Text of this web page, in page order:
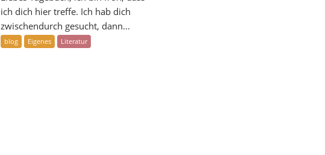
ich dich hier treffe. Ich hab dich
zwischendurch gesucht, dann...
blog Eigenes Literatur